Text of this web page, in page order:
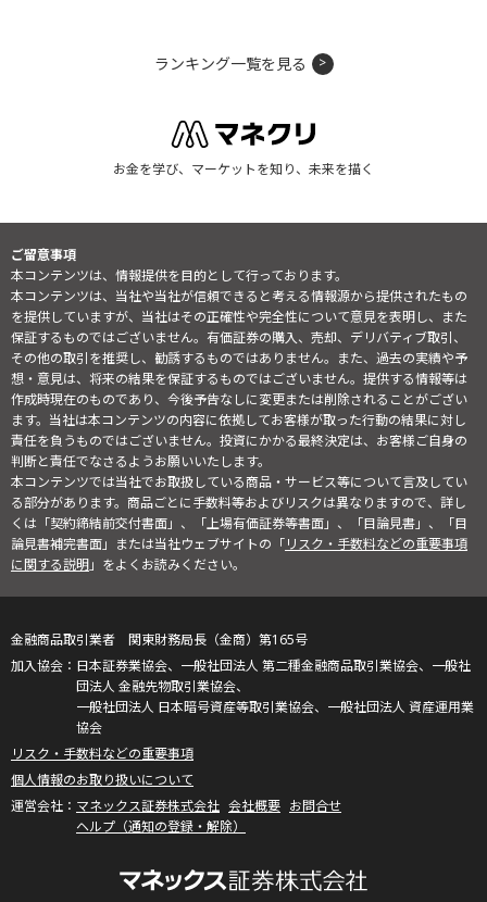
ランキング一覧を見る
お金を学び、マーケットを知り、未来を描く
ご留意事項
本コンテンツは、情報提供を目的として行っております。
本コンテンツは、当社や当社が信頼できると考える情報源から提供されたもの
を提供していますが、当社はその正確性や完全性について意見を表明し、また
保証するものではございません。有価証券の購入、売却、デリバティブ取引、
その他の取引を推奨し、勧誘するものではありません。また、過去の実績や予
想・意見は、将来の結果を保証するものではございません。提供する情報等は
作成時現在のものであり、今後予告なしに変更または削除されることがござい
ます。当社は本コンテンツの内容に依拠してお客様が取った行動の結果に対し
責任を負うものではございません。投資にかかる最終決定は、お客様ご自身の
判断と責任でなさるようお願いいたします。
本コンテンツでは当社でお取扱している商品・サービス等について言及してい
る部分があります。商品ごとに手数料等およびリスクは異なりますので、詳し
くは「契約締結前交付書面」、「上場有価証券等書面」、「目論見書」、「目
論見書補完書面」または当社ウェブサイトの「リスク・手数料などの重要事項
に関する説明」をよくお読みください。
金融商品取引業者 関東財務局長（金商）第165号
日本証券業協会、一般社団法人 第二種金融商品取引業協会、一般社
団法人 金融先物取引業協会、
一般社団法人 日本暗号資産等取引業協会、一般社団法人 資産運用業
協会
リスク・手数料などの重要事項
個人情報のお取り扱いについて
マネックス証券株式会社 会社概要 お問合せ
ヘルプ（通知の登録・解除）